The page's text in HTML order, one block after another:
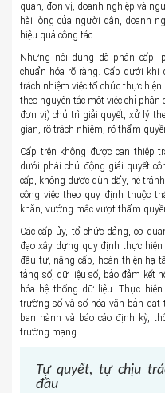
quan, đơn vị, doanh nghiệp và
hài lòng của người dân, doanh
hiệu quả công tác.
Những nội dung đã phân cấp,
chuẩn hóa rõ ràng. Cấp dưới khi
trách nhiệm việc tổ chức thực
theo nguyên tắc một việc chỉ
đơn vị) chủ trì giải quyết, xử lý
gian, rõ trách nhiệm, rõ thẩm
Cấp trên không được can thiệp
dưới phải chủ động giải quyết
cấp, không được đùn đẩy, né
công việc theo quy định thuộc
khăn, vướng mắc vượt thẩm
Các cấp ủy, tổ chức đảng, cơ
đạo xây dựng quy định thực
đầu tư, nâng cấp, hoàn thiện hạ
tảng số, dữ liệu số, bảo đảm kết
hóa hệ thống dữ liệu. Thực
trường số và số hóa văn bản đạt
ban hành và báo cáo định kỳ,
trường mạng.
Tự quyết, tự chịu
đầu